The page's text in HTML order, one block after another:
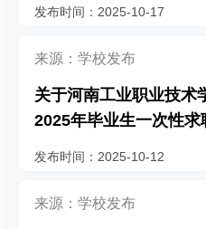
发布时间：2025-10-17
来源：学校发布
关于河南工业职业技术
2025年毕业生一次性求
发布时间：2025-10-12
来源：学校发布